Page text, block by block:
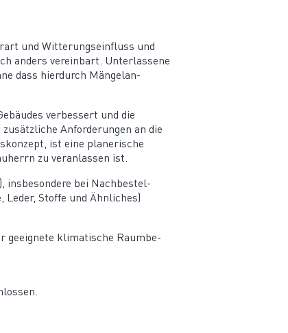
und Witte­rungs­ein­fluss und
anders vereinbart. Unter­lassene
dass hierdurch Mängel­an­
verbessert und die
Anfor­de­rungen an die
ist eine plane­rische
zu veran­lassen ist.
insbe­sondere bei Nachbe­stel­
Stoffe und Ähnliches)
geeignete klima­tische Raumbe­